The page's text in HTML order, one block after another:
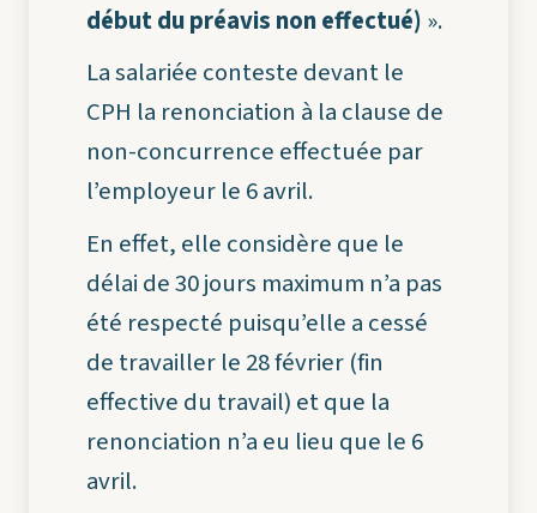
début du préavis non effectué) ».
La salariée conteste devant le
CPH la renonciation à la clause de
non-concurrence effectuée par
l’employeur le 6 avril.
En effet, elle considère que le
délai de 30 jours maximum n’a pas
été respecté puisqu’elle a cessé
de travailler le 28 février (fin
effective du travail) et que la
renonciation n’a eu lieu que le 6
avril.